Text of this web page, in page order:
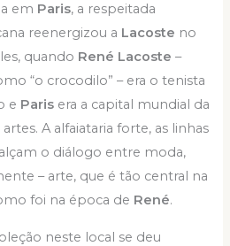
em Paris, a respeitada
reenergizou a Lacoste no
quando René Lacoste –
“o crocodilo” – era o tenista
e Paris era a capital mundial da
A alfaiataria forte, as linhas
o diálogo entre moda,
– arte, que é tão central na
foi na época de René.
neste local se deu